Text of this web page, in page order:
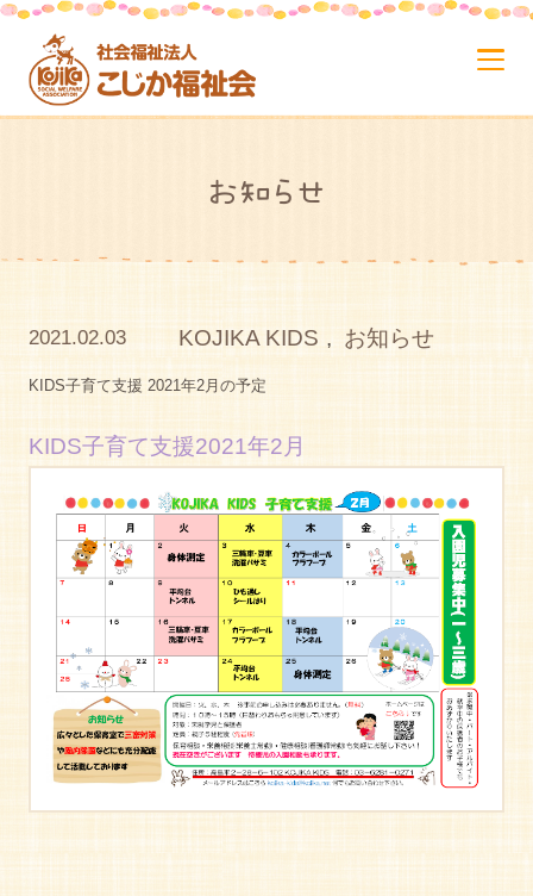
お知らせ
2021.02.03 KOJIKA KIDS , お知らせ
KIDS子育て支援 2021年2月の予定
KIDS子育て支援2021年2月